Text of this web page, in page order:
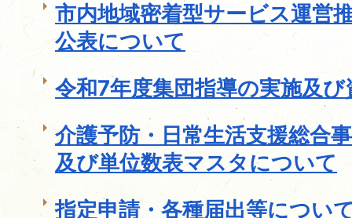
市内地域密着型サービス運営
公表について
令和7年度集団指導の実施及
介護予防・日常生活支援総合
及び単位数表マスタについて
指定申請・各種届出等につい